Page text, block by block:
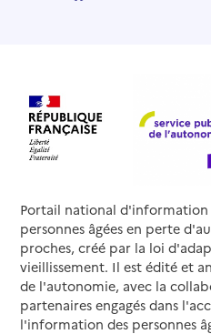
Portail national
personnes âgées en perte
proches, créé par la loi
vieillissement. Il est édité et
de l'autonomie, avec la
partenaires engagés dans
l'information des personnes